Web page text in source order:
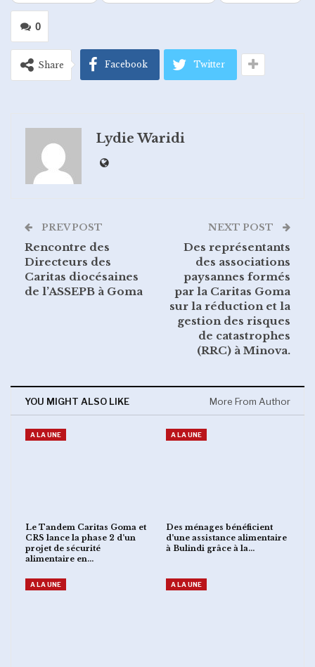
0
Share Facebook Twitter
Lydie Waridi
PREV POST
Rencontre des
Directeurs des
Caritas diocésaines
de l’ASSEPB à Goma
NEXT POST
Des représentants
des associations
paysannes formés
par la Caritas Goma
sur la réduction et la
gestion des risques
de catastrophes
(RRC) à Minova.
YOU MIGHT ALSO LIKE More From Author
A LA UNE
Le Tandem Caritas Goma et
CRS lance la phase 2 d’un
projet de sécurité
alimentaire en…
A LA UNE
Des ménages bénéficient
d’une assistance alimentaire
à Bulindi grâce à la…
A LA UNE A LA UNE